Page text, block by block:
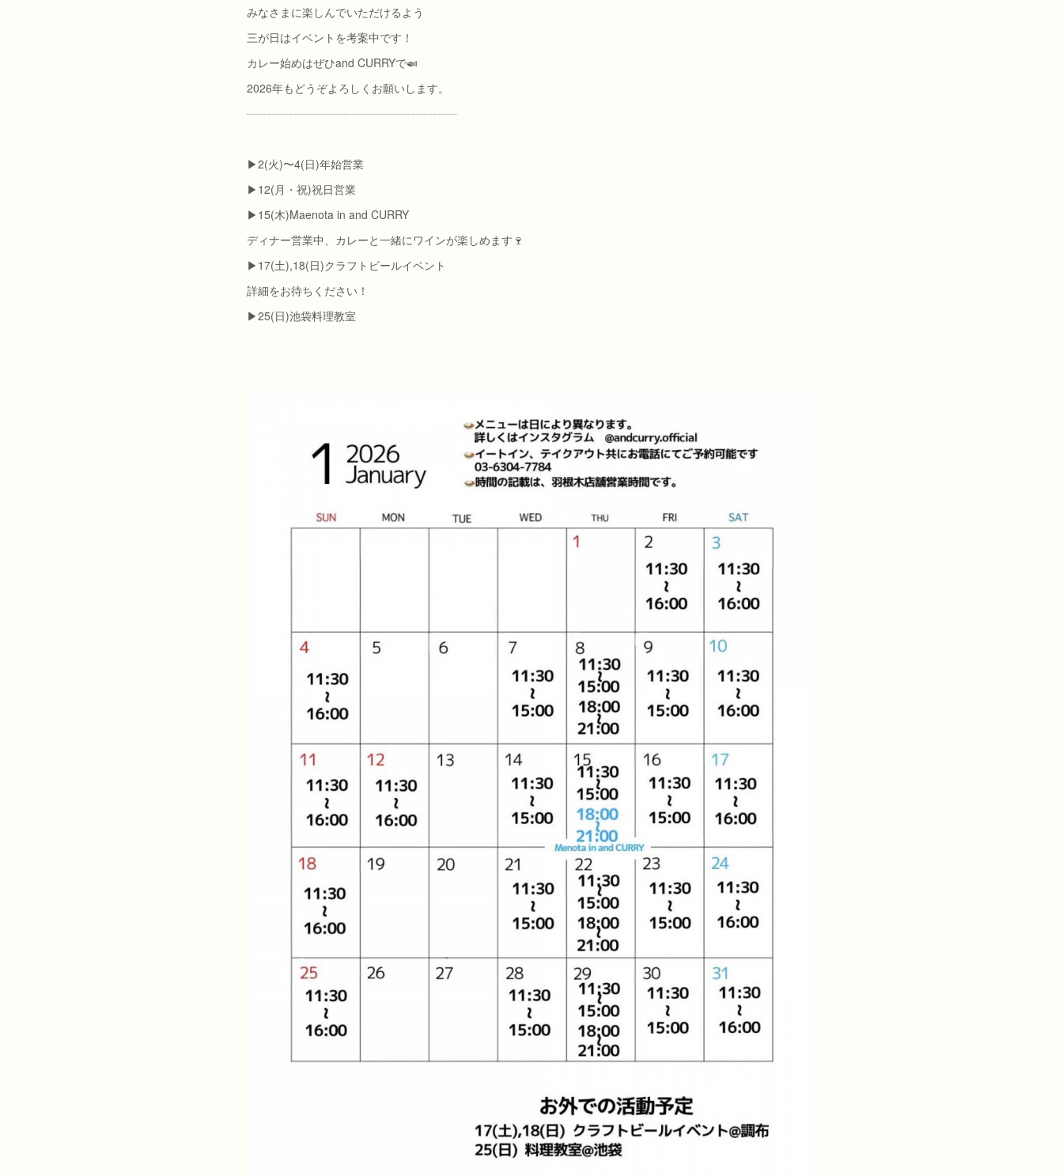
みなさまに楽しんでいただけるよう
三が日はイベントを考案中です！
カレー始めはぜひand CURRYで🍛
2026年もどうぞよろしくお願いします。
┈┈┈┈┈┈┈┈┈┈┈┈┈┈┈┈┈┈┈
▶︎2(火)〜4(日)年始営業
▶︎12(月・祝)祝日営業
▶︎15(木)Maenota in and CURRY
ディナー営業中、カレーと一緒にワインが楽しめます🍷
▶︎17(土),18(日)クラフトビールイベント
詳細をお待ちください！
▶︎25(日)池袋料理教室